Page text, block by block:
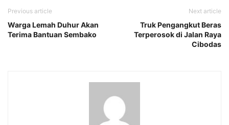
Previous article
Warga Lemah Duhur Akan
Terima Bantuan Sembako
Next article
Truk Pengangkut Beras
Terperosok di Jalan Raya
Cibodas